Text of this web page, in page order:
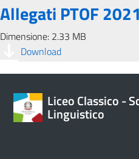
Allegati PTOF
Dimensione: 2.33 MB
Download
Liceo Classico -
Linguistico